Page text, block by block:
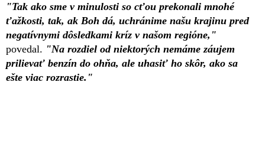
"Tak ako sme v minulosti so cťou prekonali mnohé
ťažkosti, tak, ak Boh dá, uchránime našu krajinu pred
negatívnymi dôsledkami kríz v našom regióne,"
povedal. "Na rozdiel od niektorých nemáme záujem
prilievať benzín do ohňa, ale uhasiť ho skôr, ako sa
ešte viac rozrastie."